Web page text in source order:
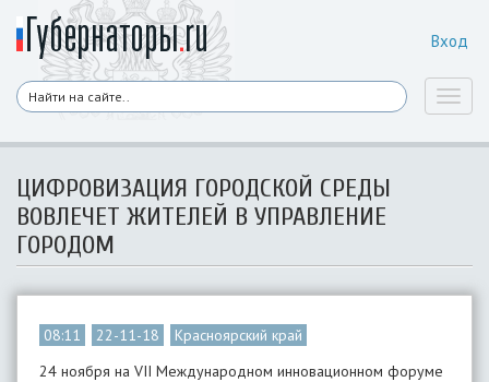
Вход
ЦИФРОВИЗАЦИЯ ГОРОДСКОЙ СРЕДЫ
ВОВЛЕЧЕТ ЖИТЕЛЕЙ В УПРАВЛЕНИЕ
ГОРОДОМ
08:11 22-11-18
Красноярский край
24 ноября на VII Международном инновационном форуме